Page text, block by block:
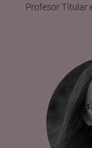
Profesor Titular